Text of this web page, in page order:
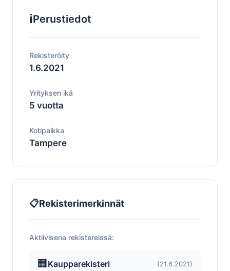
ℹ️Perustiedot
Rekisteröity
1.6.2021
Yrityksen ikä
5 vuotta
Kotipaikka
Tampere
📋Rekisterimerkinnät
Aktiivisena rekistereissä:
🏢 Kaupparekisteri (21.6.2021)